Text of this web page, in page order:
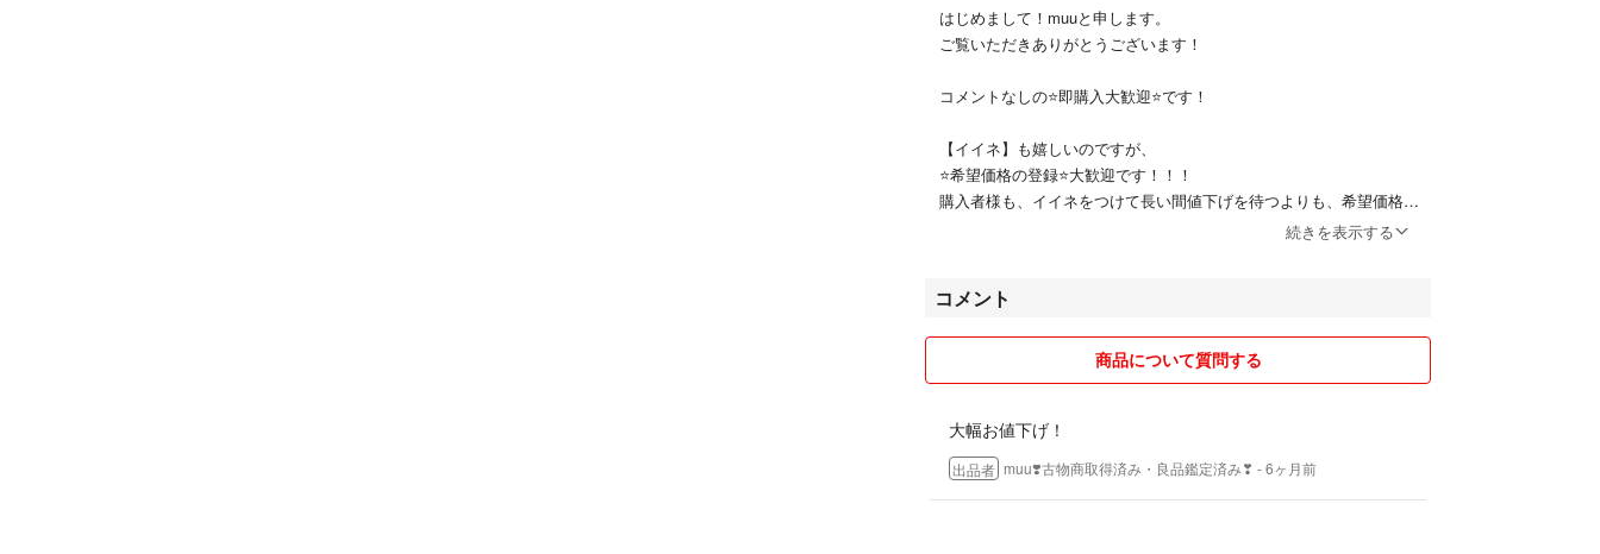
動作確認済み
クリーニング済み
あくまで一度人の手に渡ったものになります。
写真では分からない汚れ、スレ傷等がある場合がございます。完璧な
現状でのお渡しの為、引渡し後の不具合などクレームは一切お受け出
してくれます。帰宅時の鼻ムズムズ対策に、お部屋に一台あると安心
感が違いますよ！
#シャープ
#SHARP
#空気清浄機
はじめまして！muuと申します。
ご覧いただきありがとうございます！
コメントなしの⭐即購入大歓迎⭐です！
【イイネ】も嬉しいのですが、
⭐️希望価格の登録⭐️大歓迎です！！！
購入者様も、イイネをつけて長い間値下げを待つよりも、希望価格を
登録してこちらが対応可能な場合はこちらもすぐに値下げ、もしくは
⭐️コメント欄からの値段交渉⭐️もぜひぜひ！
お値段の交渉含めお買い物を楽しみましょ(*^^*)
⭐全商品フォロー割りとして100円割引き⭐
しています！購入する前にコメント欄でフォローした事を伝えて頂け
ると、その場で100円割り引きさせて頂きますので、ぜひお伝えくだ
続きを表示する
コメント
商品について質問する
大幅お値下げ！
出品者 muu❣️古物商取得済み・良品鑑定済み❣ - 6ヶ月前